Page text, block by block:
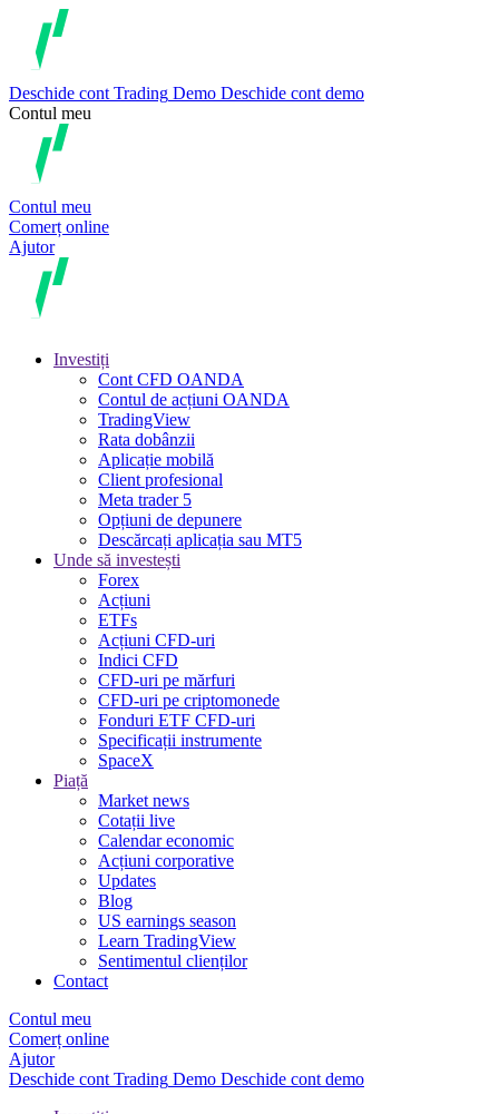
Deschide cont Trading Demo Deschide cont demo
Contul meu
Contul meu
Comerț online
Ajutor
Investiți
Cont CFD OANDA
Contul de acțiuni OANDA
TradingView
Rata dobânzii
Aplicație mobilă
Client profesional
Meta trader 5
Opțiuni de depunere
Descărcați aplicația sau MT5
Unde să investești
Forex
Acțiuni
ETFs
Acțiuni CFD-uri
Indici CFD
CFD-uri pe mărfuri
CFD-uri pe criptomonede
Fonduri ETF CFD-uri
Specificații instrumente
SpaceX
Piață
Market news
Cotații live
Calendar economic
Acțiuni corporative
Updates
Blog
US earnings season
Learn TradingView
Sentimentul clienților
Contact
Contul meu
Comerț online
Ajutor
Deschide cont Trading Demo Deschide cont demo